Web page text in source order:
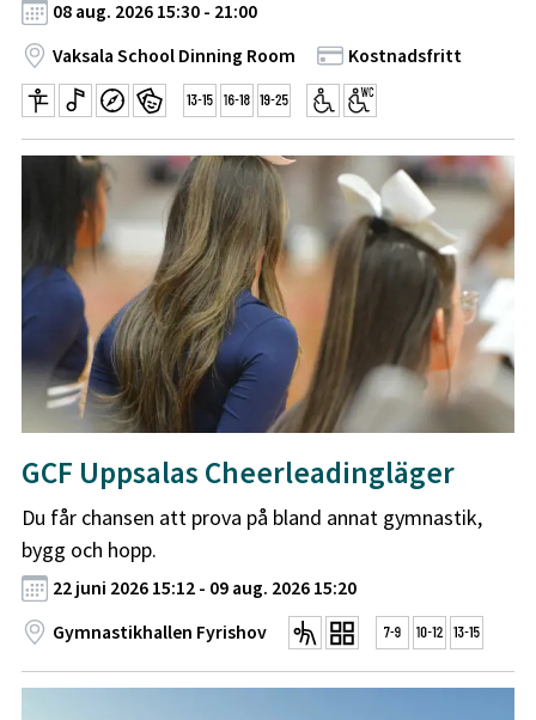
08 aug. 2026 15:30 - 21:00
Vaksala School Dinning Room
Kostnadsfritt
GCF Uppsalas Cheerleadingläger
Du får chansen att prova på bland annat gymnastik,
bygg och hopp.
22 juni 2026 15:12 - 09 aug. 2026 15:20
Gymnastikhallen Fyrishov